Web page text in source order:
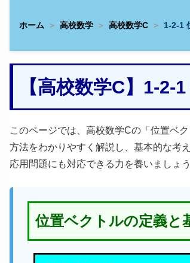
ホーム 高校数学 高校数学C 1-2-1
【高校数学C】1-
このページでは、高校数学Cの「位置ベ
方法をわかりやすく解説し、基本的な考
応用問題にも対応できる力を養いましょう
位置ベクトルの定義と